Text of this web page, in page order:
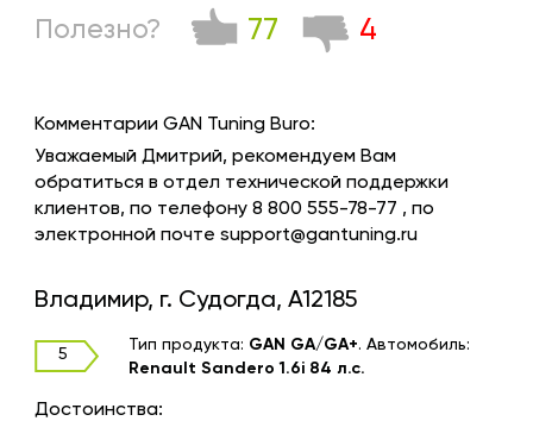
Полезно? 77 4
Комментарии GAN Tuning Buro:
Уважаемый Дмитрий, рекомендуем Вам
обратиться в отдел технической поддержки
клиентов, по телефону 8 800 555-78-77 , по
электронной почте support@gantuning.ru
Владимир, г. Судогда, A12185
5
Тип продукта: GAN GA/GA+. Автомобиль:
Renault Sandero 1.6i 84 л.с.
Достоинства: